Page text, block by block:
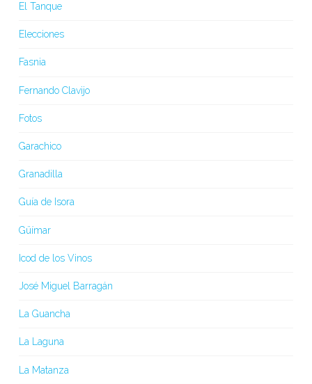
El Tanque
Elecciones
Fasnia
Fernando Clavijo
Fotos
Garachico
Granadilla
Guía de Isora
Güímar
Icod de los Vinos
José Miguel Barragán
La Guancha
La Laguna
La Matanza